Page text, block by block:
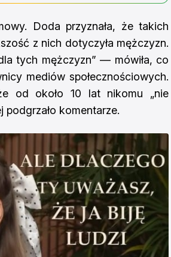
Doda przyznała, że takich
z nich dotyczyła mężczyzn.
tych mężczyzn” — mówiła, co
mediów społecznościowych.
od około 10 lat nikomu „nie
podgrzało komentarze.